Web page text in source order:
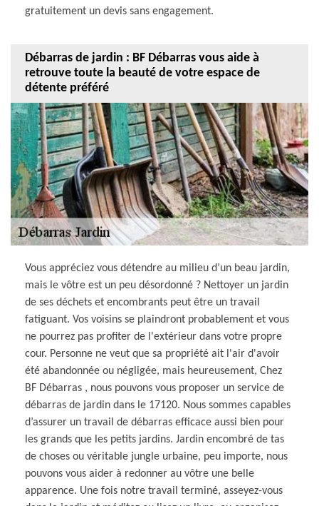
gratuitement un devis sans engagement.
Débarras de jardin : BF Débarras vous aide à
retrouve toute la beauté de votre espace de
détente préféré
Vous appréciez vous détendre au milieu d’un beau jardin,
mais le vôtre est un peu désordonné ? Nettoyer un jardin
de ses déchets et encombrants peut être un travail
fatiguant. Vos voisins se plaindront probablement et vous
ne pourrez pas profiter de l'extérieur dans votre propre
cour. Personne ne veut que sa propriété ait l'air d'avoir
été abandonnée ou négligée, mais heureusement, Chez
BF Débarras , nous pouvons vous proposer un service de
débarras de jardin dans le 17120. Nous sommes capables
d’assurer un travail de débarras efficace aussi bien pour
les grands que les petits jardins. Jardin encombré de tas
de choses ou véritable jungle urbaine, peu importe, nous
pouvons vous aider à redonner au vôtre une belle
apparence. Une fois notre travail terminé, asseyez-vous